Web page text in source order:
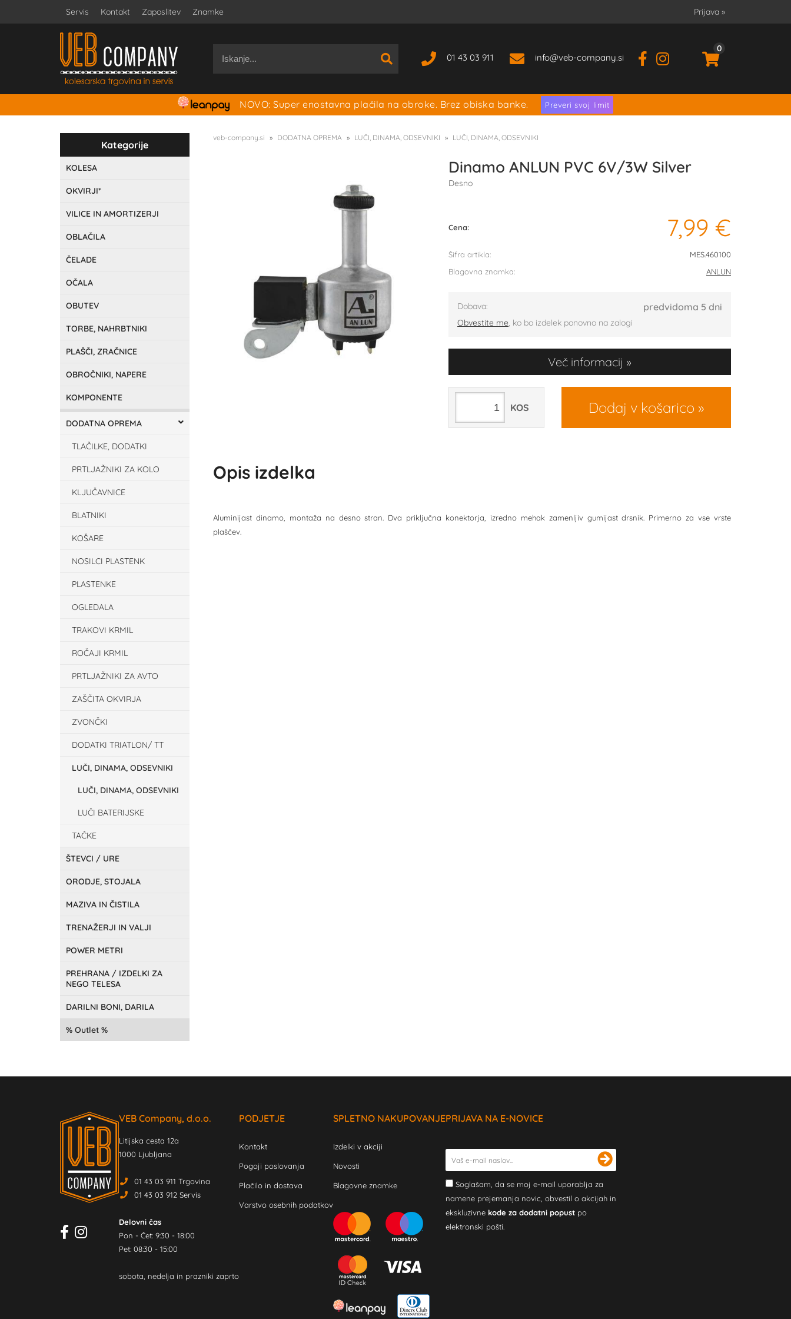
Servis Kontakt Zaposlitev Znamke Prijava »
01 43 03 911 info veb-company.si
0
NOVO: Super enostavna plačila na obroke. Brez obiska banke. Preveri svoj limit
Kategorije
KOLESA
OKVIRJI*
VILICE IN AMORTIZERJI
OBLAČILA
ČELADE
OČALA
OBUTEV
TORBE, NAHRBTNIKI
PLAŠČI, ZRAČNICE
OBROČNIKI, NAPERE
KOMPONENTE
DODATNA OPREMA
TLAČILKE, DODATKI
PRTLJAŽNIKI ZA KOLO
KLJUČAVNICE
BLATNIKI
KOŠARE
NOSILCI PLASTENK
PLASTENKE
OGLEDALA
TRAKOVI KRMIL
ROČAJI KRMIL
PRTLJAŽNIKI ZA AVTO
ZAŠČITA OKVIRJA
ZVONČKI
DODATKI TRIATLON/ TT
LUČI, DINAMA, ODSEVNIKI
LUČI, DINAMA, ODSEVNIKI
LUČI BATERIJSKE
TAČKE
ŠTEVCI / URE
ORODJE, STOJALA
MAZIVA IN ČISTILA
TRENAŽERJI IN VALJI
POWER METRI
PREHRANA / IZDELKI ZA
NEGO TELESA
DARILNI BONI, DARILA
Outlet
veb-company.si DODATNA OPREMA LUČI, DINAMA, ODSEVNIKI LUČI, DINAMA, ODSEVNIKI
Dinamo ANLUN PVC 6V/3W Silver
Desno
Cena: 7,99 €
Šifra artikla:
MES.460100
Blagovna znamka:
ANLUN
Dobava: predvidoma 5 dni
Obvestite me, ko bo izdelek ponovno na zalogi
Več informacij
Dodaj v košarico
KOS
Opis izdelka
Aluminijast dinamo, montaža na desno stran. Dva priključna konektorja, izredno mehak zamenljiv gumijast drsnik. Primerno za vse vrste
plaščev.
VEB Company, d.o.o.
Litijska cesta 12a
1000 Ljubljana
01 43 03 911 Trgovina
01 43 03 912 Servis
Delovni čas
Pon - Čet: 9:30 - 18:00
Pet: 08:30 - 15:00
sobota, nedelja in prazniki zaprto
PODJETJE
Kontakt
Pogoji poslovanja
Plačilo in dostava
Varstvo osebnih podatkov
SPLETNO NAKUPOVANJE
Izdelki v akciji
Novosti
Blagovne znamke
PRIJAVA NA E-NOVICE
Soglašam, da se moj e-mail uporablja za
namene prejemanja novic, obvestil o akcijah in
ekskluzivne kode za dodatni popust po
elektronski pošti.